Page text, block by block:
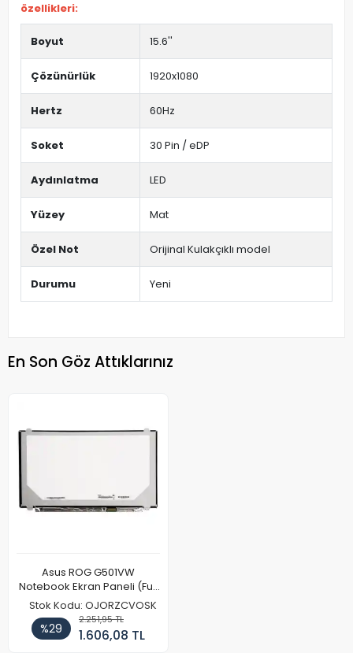
özellikleri:
Boyut 15.6''
Çözünürlük 1920x1080
Hertz 60Hz
Soket 30 Pin / eDP
Aydınlatma LED
Yüzey Mat
Özel Not Orijinal Kulakçıklı model
Durumu Yeni
En Son Göz Attıklarınız
Asus ROG G501VW
Notebook Ekran Paneli (Full
HD)
Stok Kodu: OJORZCVOSK
%29
2.251,95 TL
1.606,08 TL